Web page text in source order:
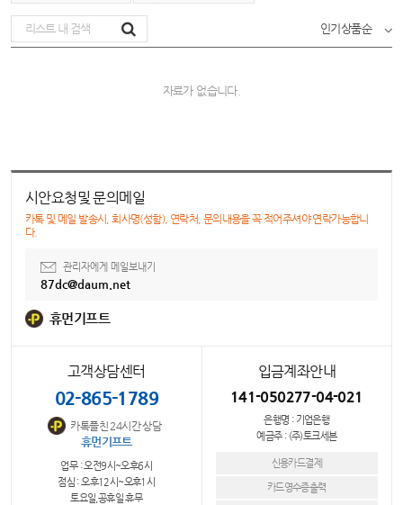
인기상품순
자료가 없습니다.
시안요청및 문의메일
카톡 및 메일 발송시, 회사명(성함), 연락처, 문의내용을 꼭 적어주셔야 연락가능합니
다.
관리자에게 메일보내기
87dc@daum.net
휴먼기프트
고객상담센터
02-865-1789
카톡플친 24시간 상담
휴먼기프트
업무 : 오전9시~오후6시
점심 : 오후12시~오후1시
토요일,공휴일 휴무
입금계좌안내
141-050277-04-021
은행명 : 기업은행
예금주 : (주)토크세븐
신용카드결제
카드영수증출력